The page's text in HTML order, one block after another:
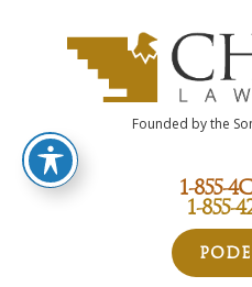
Founded by the
1-855-
1-855-